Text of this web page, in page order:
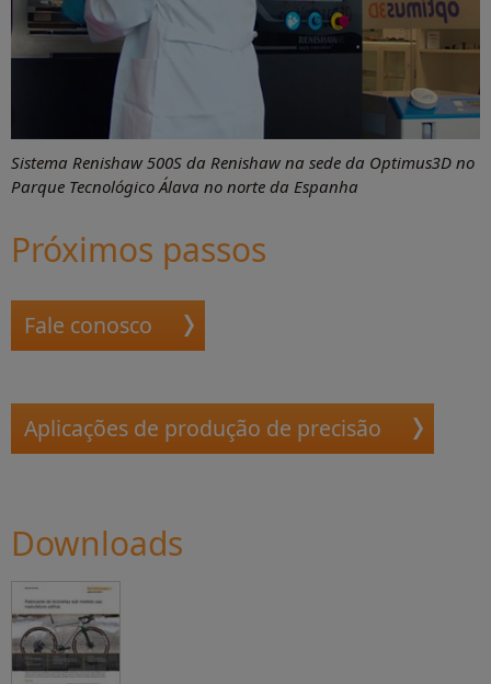
Sistema Renishaw 500S da Renishaw na sede da Optimus3D no
Parque Tecnológico Álava no norte da Espanha
Próximos passos
Fale conosco
Aplicações de produção de precisão
Downloads